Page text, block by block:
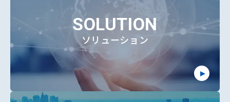
SOLUTION
ソリューション